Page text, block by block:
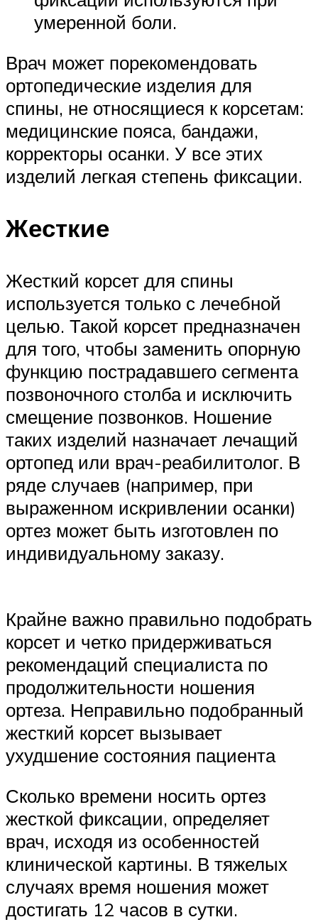
умеренной боли.
Врач может порекомендовать
ортопедические изделия для
спины, не относящиеся к корсетам:
медицинские пояса, бандажи,
корректоры осанки. У все этих
изделий легкая степень фиксации.
Жесткие
Жесткий корсет для спины
используется только с лечебной
целью. Такой корсет предназначен
для того, чтобы заменить опорную
функцию пострадавшего сегмента
позвоночного столба и исключить
смещение позвонков. Ношение
таких изделий назначает лечащий
ортопед или врач-реабилитолог. В
ряде случаев (например, при
выраженном искривлении осанки)
ортез может быть изготовлен по
индивидуальному заказу.
Крайне важно правильно подобрать
корсет и четко придерживаться
рекомендаций специалиста по
продолжительности ношения
ортеза. Неправильно подобранный
жесткий корсет вызывает
ухудшение состояния пациента
Сколько времени носить ортез
жесткой фиксации, определяет
врач, исходя из особенностей
клинической картины. В тяжелых
случаях время ношения может
достигать 12 часов в сутки.